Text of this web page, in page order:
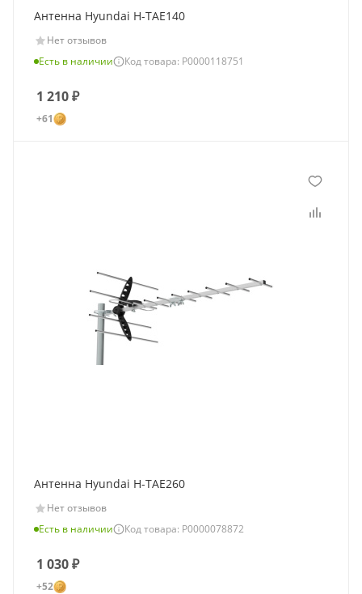
Антенна Hyundai H-TAE140
Нет отзывов
Есть в наличии
Код товара: Р0000118751
1 210₽
+61
Антенна Hyundai H-TAE260
Нет отзывов
Есть в наличии
Код товара: Р0000078872
1 030₽
+52